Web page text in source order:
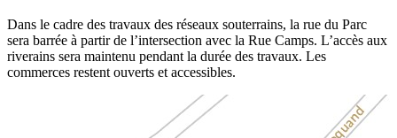
Dans le cadre des travaux des réseaux souterrains, la rue du Parc
sera barrée à partir de l’intersection avec la Rue Camps. L’accès aux
riverains sera maintenu pendant la durée des travaux. Les
commerces restent ouverts et accessibles.